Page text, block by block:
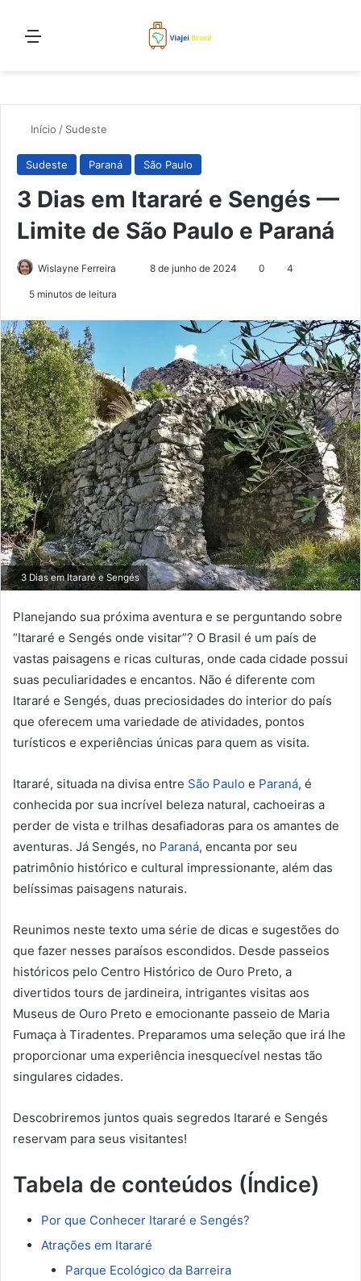
Menu
Início / Sudeste
Sudeste Paraná São Paulo
3 Dias em Itararé e Sengés —
Limite de São Paulo e Paraná
Wislayne Ferreira
Mande8 de junho de 2024 0 4
5 minutos de leitura
3 Dias em Itararé e Sengés
Planejando sua próxima aventura e se perguntando sobre
“Itararé e Sengés onde visitar”? O Brasil é um país de
vastas paisagens e ricas culturas, onde cada cidade possui
suas peculiaridades e encantos. Não é diferente com
Itararé e Sengés, duas preciosidades do interior do país
que oferecem uma variedade de atividades, pontos
turísticos e experiências únicas para quem as visita.
Itararé, situada na divisa entre São Paulo e Paraná, é
conhecida por sua incrível beleza natural, cachoeiras a
perder de vista e trilhas desafiadoras para os amantes de
aventuras. Já Sengés, no Paraná, encanta por seu
patrimônio histórico e cultural impressionante, além das
belíssimas paisagens naturais.
Reunimos neste texto uma série de dicas e sugestões do
que fazer nesses paraísos escondidos. Desde passeios
históricos pelo Centro Histórico de Ouro Preto, a
divertidos tours de jardineira, intrigantes visitas aos
Museus de Ouro Preto e emocionante passeio de Maria
Fumaça à Tiradentes. Preparamos uma seleção que irá lhe
proporcionar uma experiência inesquecível nestas tão
singulares cidades.
Descobriremos juntos quais segredos Itararé e Sengés
reservam para seus visitantes!
Tabela de conteúdos (Índice)
Por que Conhecer Itararé e Sengés?
Atrações em Itararé
Parque Ecológico da Barreira